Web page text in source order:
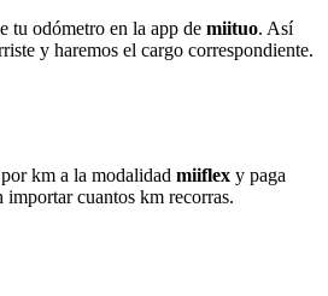
tu odómetro en la app de miituo. Así
y haremos el cargo correspondiente.
km a la modalidad miiflex y paga
cuantos km recorras.